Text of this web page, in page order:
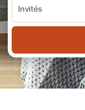
Invités